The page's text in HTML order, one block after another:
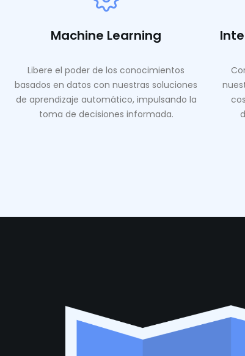
Machine Learning
Libere el poder de los conocimientos
basados ​​en datos con nuestras soluciones
de aprendizaje automático, impulsando la
toma de decisiones informada.